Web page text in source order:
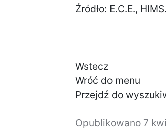
Źródło: E.C.E., HIMS.
Wstecz
Wróć do menu
Przejdź do
Opublikowano 7